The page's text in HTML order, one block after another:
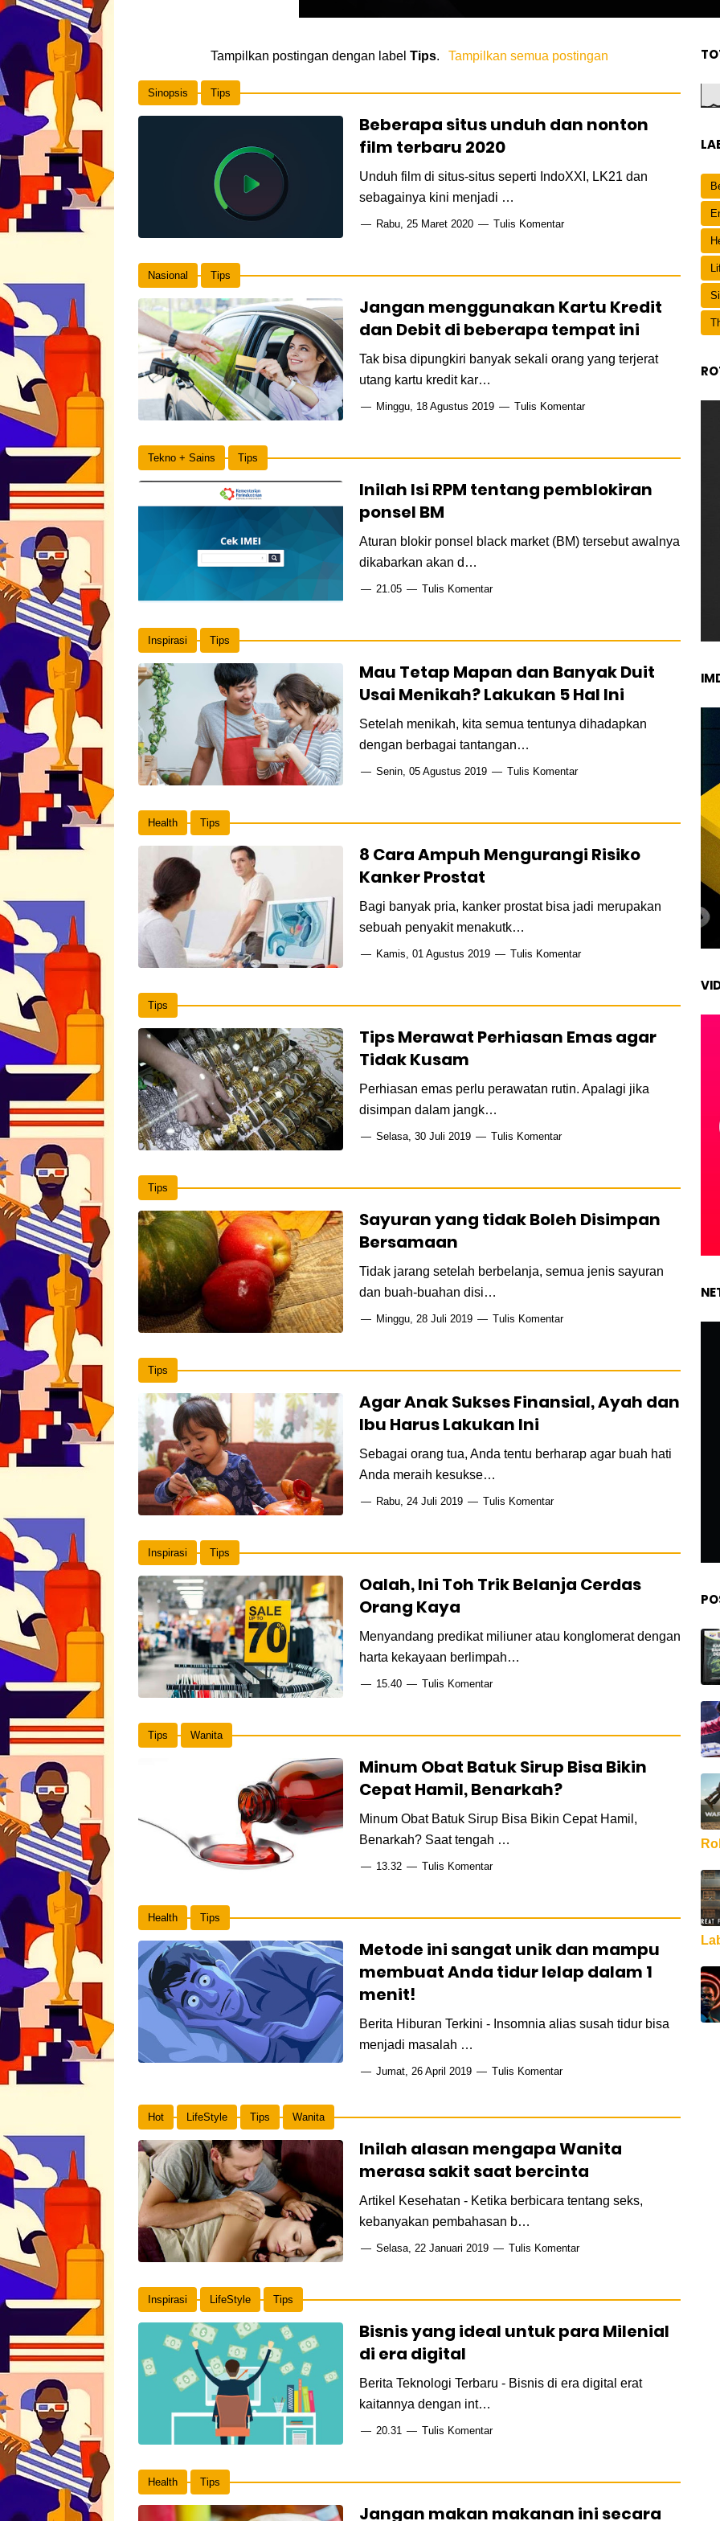
Tampilkan postingan dengan labelTips. Tampilkan semua postingan
Sinopsis Tips
Beberapa situs unduh dan nonton
film terbaru 2020
Unduh film di situs-situs seperti IndoXXI, LK21 dan
sebagainya kini menjadi …
Rabu, 25 Maret 2020 Tulis Komentar
Nasional Tips
Jangan menggunakan Kartu Kredit
dan Debit di beberapa tempat ini
Tak bisa dipungkiri banyak sekali orang yang terjerat
utang kartu kredit kar…
Minggu, 18 Agustus 2019 Tulis Komentar
Tekno + Sains Tips
Inilah Isi RPM tentang pemblokiran
ponsel BM
Aturan blokir ponsel black market (BM) tersebut awalnya
dikabarkan akan d…
21.05 Tulis Komentar
Inspirasi Tips
Mau Tetap Mapan dan Banyak Duit
Usai Menikah? Lakukan 5 Hal Ini
Setelah menikah, kita semua tentunya dihadapkan
dengan berbagai tantangan…
Senin, 05 Agustus 2019 Tulis Komentar
Health Tips
8 Cara Ampuh Mengurangi Risiko
Kanker Prostat
Bagi banyak pria, kanker prostat bisa jadi merupakan
sebuah penyakit menakutk…
Kamis, 01 Agustus 2019 Tulis Komentar
Tips
Tips Merawat Perhiasan Emas agar
Tidak Kusam
Perhiasan emas perlu perawatan rutin. Apalagi jika
disimpan dalam jangk…
Selasa, 30 Juli 2019 Tulis Komentar
Tips
Sayuran yang tidak Boleh Disimpan
Bersamaan
Tidak jarang setelah berbelanja, semua jenis sayuran
dan buah-buahan disi…
Minggu, 28 Juli 2019 Tulis Komentar
Tips
Agar Anak Sukses Finansial, Ayah dan
Ibu Harus Lakukan Ini
Sebagai orang tua, Anda tentu berharap agar buah hati
Anda meraih kesukse…
Rabu, 24 Juli 2019 Tulis Komentar
Inspirasi Tips
Oalah, Ini Toh Trik Belanja Cerdas
Orang Kaya
Menyandang predikat miliuner atau konglomerat dengan
harta kekayaan berlimpah…
15.40 Tulis Komentar
Tips Wanita
Minum Obat Batuk Sirup Bisa Bikin
Cepat Hamil, Benarkah?
Minum Obat Batuk Sirup Bisa Bikin Cepat Hamil,
Benarkah? Saat tengah …
13.32 Tulis Komentar
Health Tips
Metode ini sangat unik dan mampu
membuat Anda tidur lelap dalam 1
menit!
Berita Hiburan Terkini - Insomnia alias susah tidur bisa
menjadi masalah …
Jumat, 26 April 2019 Tulis Komentar
Hot LifeStyle Tips Wanita
Inilah alasan mengapa Wanita
merasa sakit saat bercinta
Artikel Kesehatan - Ketika berbicara tentang seks,
kebanyakan pembahasan b…
Selasa, 22 Januari 2019 Tulis Komentar
Inspirasi LifeStyle Tips
Bisnis yang ideal untuk para Milenial
di era digital
Berita Teknologi Terbaru - Bisnis di era digital erat
kaitannya dengan int…
20.31 Tulis Komentar
Health Tips
Jangan makan makanan ini secara